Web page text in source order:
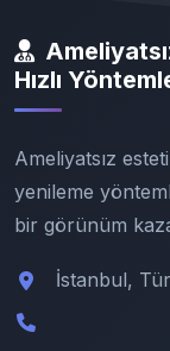
Hızlı
Ameliyatsız
yenileme
bir görünüm
İstanbul,